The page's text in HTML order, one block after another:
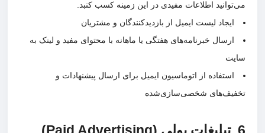
اطلاعات مفیدی در این زمینه کسب کنبد.
ایجاد لیست ایمیل از بازدیدکنندگان و مشتریان
ارسال خبرنامه‌های هفتگی یا ماهانه با محتوای مفید و لینک به
استفاده از اتوماسیون ایمیل برای ارسال پیشنهادات و
شخصی‌سازی‌شده